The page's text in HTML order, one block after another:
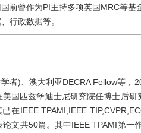
前曾作为PI主持多项英国MRC等基
行政数据等。
者)、澳大利亚DECRA Fellow等，
国匹兹堡迪士尼研究院任博士后
在IEEE TPAMI,IEEE
文共50篇。其中IEEE TPAMI第一